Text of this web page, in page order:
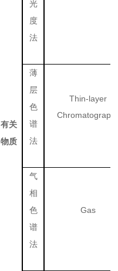
有关
物质
光
度
法
薄
层
色
谱
法
Thin-layer
气
相
色
谱
法
Gas